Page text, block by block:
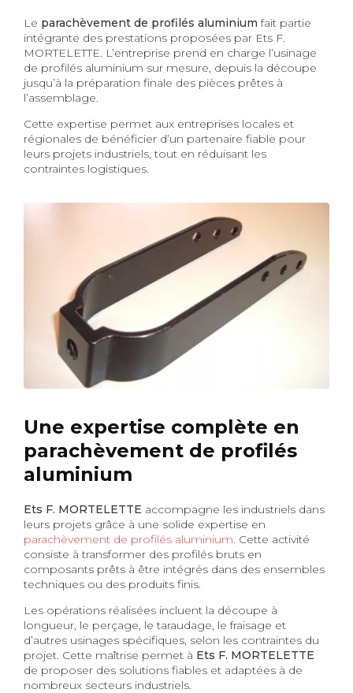
Le parachèvement de profilés aluminium fait partie
intégrante des prestations proposées par Ets F.
MORTELETTE. L’entreprise prend en charge l’usinage
de profilés aluminium sur mesure, depuis la découpe
jusqu’à la préparation finale des pièces prêtes à
l’assemblage.
Cette expertise permet aux entreprises locales et
régionales de bénéficier d’un partenaire fiable pour
leurs projets industriels, tout en réduisant les
contraintes logistiques.
Une expertise complète en
parachèvement de profilés
aluminium
Ets F. MORTELETTE accompagne les industriels dans
leurs projets grâce à une solide expertise en
parachèvement de profilés aluminium. Cette activité
consiste à transformer des profilés bruts en
composants prêts à être intégrés dans des ensembles
techniques ou des produits finis.
Les opérations réalisées incluent la découpe à
longueur, le perçage, le taraudage, le fraisage et
d’autres usinages spécifiques, selon les contraintes du
projet. Cette maîtrise permet à Ets F. MORTELETTE
de proposer des solutions fiables et adaptées à de
nombreux secteurs industriels.